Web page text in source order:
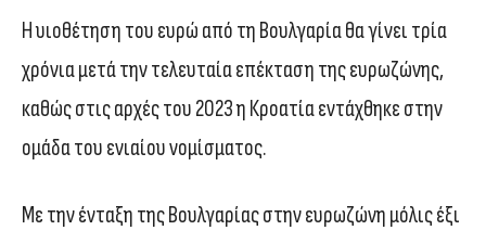
Η υιοθέτηση του ευρώ από τη Βουλγαρία θα γίνει τρία
χρόνια μετά την τελευταία επέκταση της ευρωζώνης,
καθώς στις αρχές του 2023 η Κροατία εντάχθηκε στην
ομάδα του ενιαίου νομίσματος.
Με την ένταξη της Βουλγαρίας στην ευρωζώνη μόλις έξι